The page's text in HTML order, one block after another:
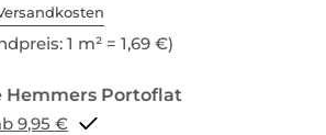
1 m² = 1,69 €)
Portoflat schon ab 9,95 €